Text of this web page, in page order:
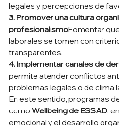
legales y percepciones de
3. Promover una cultura
profesionalismoFomentar
laborales se tomen con
transparentes.
4. Implementar canales de
permite atender conflictos
problemas legales o de clima
En este sentido, programas
como Wellbeing de ESSAD,
emocional y el desarrollo